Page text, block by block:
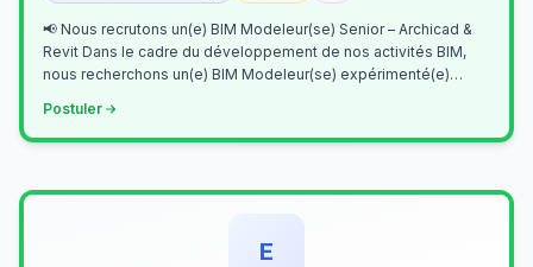
📢 Nous recrutons un(e) BIM Modeleur(se) Senior – Archicad &
Revit Dans le cadre du développement de nos activités BIM,
nous recherchons un(e) BIM Modeleur(se) expérimenté(e)
Postuler
E